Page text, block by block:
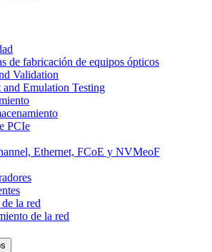
de fabricación de equipos ópticos
Validation
Emulation Testing
PCIe
Ethernet, FCoE y NVMeoF
la red
de la red